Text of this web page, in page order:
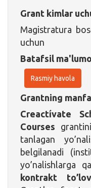
Grant kimlar
Magistratura
uchun
Batafsil
Rasmiy havola
Grantning
Creactívate
Courses
tanlagan
belgilanadi
yo’nalishlarga
kontrakt